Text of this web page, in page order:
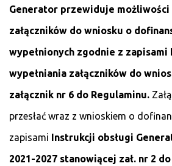
Generator przewiduje możliwości
załączników do wniosku o
wypełnionych zgodnie z zapisami
wypełniania załączników do
załącznik nr 6 do Regulaminu.
przesłać wraz z wnioskiem o
zapisami Instrukcji obsługi
2021-2027 stanowiącej zał. nr 2